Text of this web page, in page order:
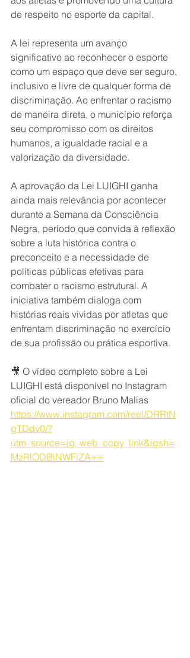
de respeito no esporte da capital.
A lei representa um avanço
significativo ao reconhecer o esporte
como um espaço que deve ser seguro,
inclusivo e livre de qualquer forma de
discriminação. Ao enfrentar o racismo
de maneira direta, o município reforça
seu compromisso com os direitos
humanos, a igualdade racial e a
valorização da diversidade.
A aprovação da Lei LUIGHI ganha
ainda mais relevância por acontecer
durante a Semana da Consciência
Negra, período que convida à reflexão
sobre a luta histórica contra o
preconceito e a necessidade de
políticas públicas efetivas para
combater o racismo estrutural. A
iniciativa também dialoga com
histórias reais vividas por atletas que
enfrentam discriminação no exercício
de sua profissão ou prática esportiva.
🎥 O vídeo completo sobre a Lei
LUIGHI está disponível no Instagram
oficial do vereador Bruno Malias
https://www.instagram.com/reel/DRRtN
gTDdv0/?
utm_source=ig_web_copy_link&igsh=
MzRlODBiNWFlZA==